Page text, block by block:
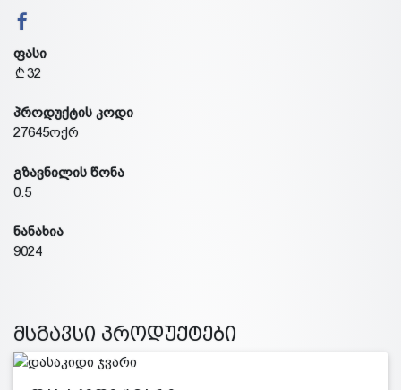
ფასი
32
პროდუქტის კოდი
27645ოქრ
გზავნილის წონა
0.5
ნანახია
9024
მსგავსი პროდუქტები